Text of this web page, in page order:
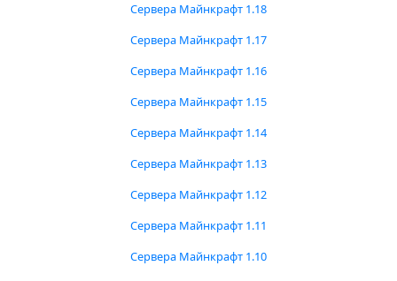
Сервера Майнкрафт 1.18
Сервера Майнкрафт 1.17
Сервера Майнкрафт 1.16
Сервера Майнкрафт 1.15
Сервера Майнкрафт 1.14
Сервера Майнкрафт 1.13
Сервера Майнкрафт 1.12
Сервера Майнкрафт 1.11
Сервера Майнкрафт 1.10